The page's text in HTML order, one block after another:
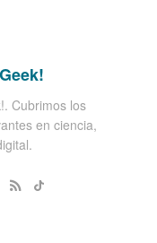
Cubrimos los
en ciencia,